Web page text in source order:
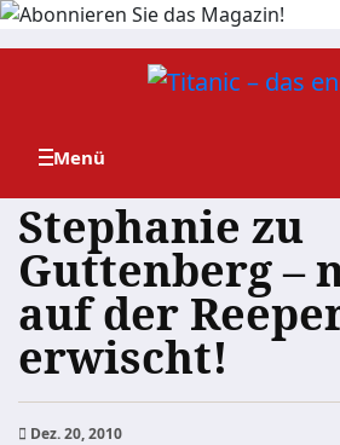
Zum
Stephanie zu
Guttenberg –
auf der
erwischt!
Dez. 20, 2010